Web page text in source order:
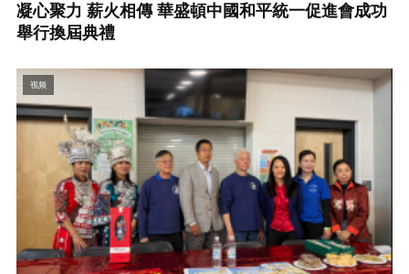
凝心聚力 薪火相傳 華盛頓中國和平統一促進會成功
舉行換屆典禮
视频